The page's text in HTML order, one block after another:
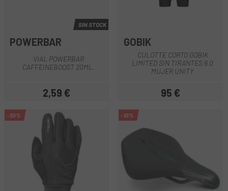
SIN STOCK
POWERBAR
VIAL POWERBAR
CAFFEINEBOOST 20ML.
Precio
2,59 €
GOBIK
CULOTTE CORTO GOBIK
LIMITED SIN TIRANTES 6.0
MUJER UNITY
Precio
95 €
-30% -10%